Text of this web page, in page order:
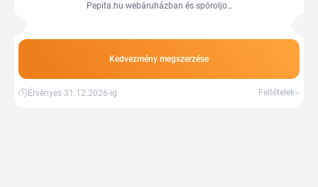
Pepita.hu webáruházban és spóroljon
Kedvezmény megszerzése
Érvényes 31.12.2026-ig Feltételek